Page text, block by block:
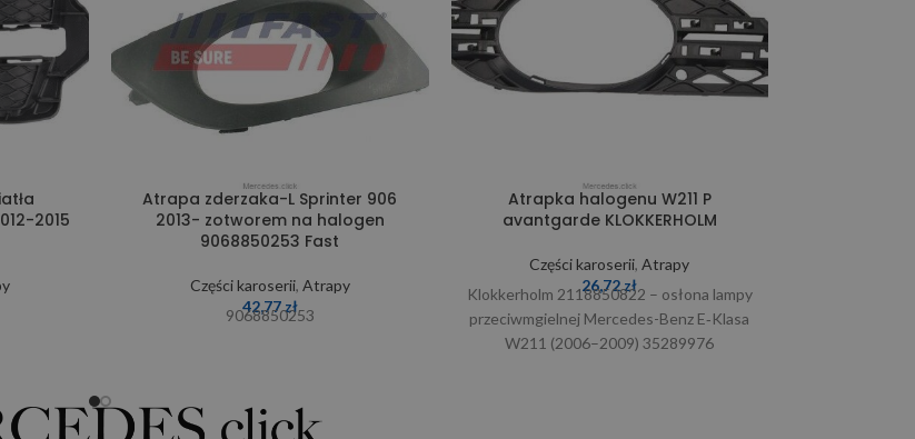
2015
Atrapa zderzaka-L Sprinter 906
2013- zotworem na halogen
9068850253 Fast
Części karoserii, Atrapy
42,77zł
9068850253
Atrapka halogenu W211 P
avantgarde KLOKKERHOLM
Części karoserii,Atrapy
26,72zł
Klokkerholm 2118850822 – osłona lampy
przeciwmgielnej Mercedes-Benz E‑Klasa
W211 (2006–2009) 35289976